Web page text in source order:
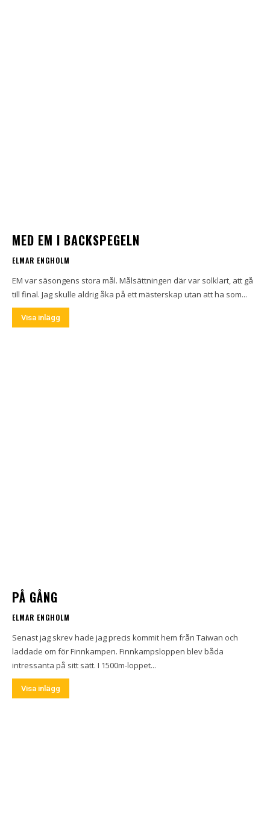
MED EM I BACKSPEGELN
ELMAR ENGHOLM
EM var säsongens stora mål. Målsättningen där var solklart, att gå
till final. Jag skulle aldrig åka på ett mästerskap utan att ha som...
Visa inlägg
PÅ GÅNG
ELMAR ENGHOLM
Senast jag skrev hade jag precis kommit hem från Taiwan och
laddade om för Finnkampen. Finnkampsloppen blev båda
intressanta på sitt sätt. I 1500m-loppet...
Visa inlägg